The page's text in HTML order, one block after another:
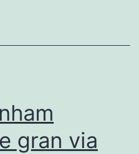
gran via